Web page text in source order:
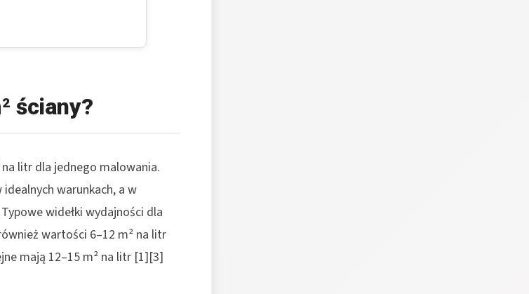
ściany?
litr dla jednego malowania.
warunkach, a w
widełki wydajności dla
wartości 6–12 m² na litr
mają 12–15 m² na litr [1][3]